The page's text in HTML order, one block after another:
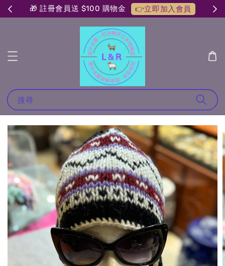
🎁 註冊會員送 $100 購物金 👉立即加入會員
搜尋